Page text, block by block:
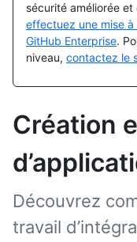
sécurité améliorée
effectuez une mise
GitHub Enterprise.
niveau, contactez le
Création
Découvrez
travail